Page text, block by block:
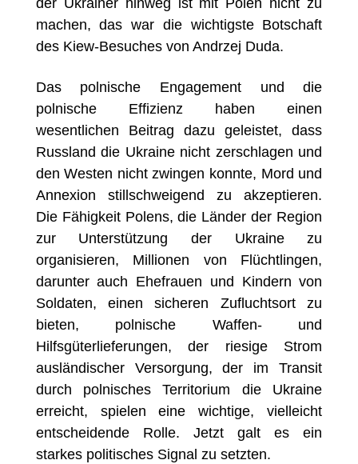
der Ukrainer hinweg ist mit Polen nicht zu
machen, das war die wichtigste Botschaft
des Kiew-Besuches von Andrzej Duda.
Das polnische Engagement und die
polnische Effizienz haben einen
wesentlichen Beitrag dazu geleistet, dass
Russland die Ukraine nicht zerschlagen und
den Westen nicht zwingen konnte, Mord und
Annexion stillschweigend zu akzeptieren.
Die Fähigkeit Polens, die Länder der Region
zur Unterstützung der Ukraine zu
organisieren, Millionen von Flüchtlingen,
darunter auch Ehefrauen und Kindern von
Soldaten, einen sicheren Zufluchtsort zu
bieten, polnische Waffen- und
Hilfsgüterlieferungen, der riesige Strom
ausländischer Versorgung, der im Transit
durch polnisches Territorium die Ukraine
erreicht, spielen eine wichtige, vielleicht
entscheidende Rolle. Jetzt galt es ein
starkes politisches Signal zu setzten.